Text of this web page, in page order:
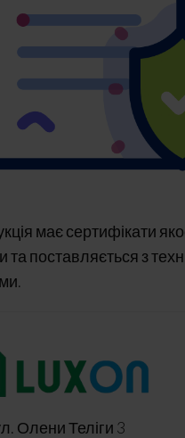
має сертифікати
та поставляється з
Олени Теліги 3